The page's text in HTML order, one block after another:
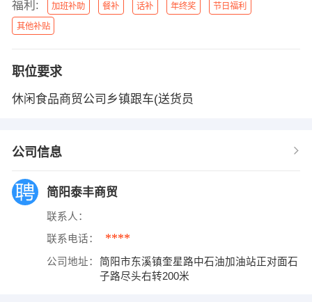
福利:
加班补助 餐补 话补 年终奖 节日福利
其他补贴
职位要求
休闲食品商贸公司乡镇跟车(送货员
公司信息
简阳泰丰商贸
联系人：
联系电话： ****
公司地址：
简阳市东溪镇奎星路中石油加油站正对面石
子路尽头右转200米